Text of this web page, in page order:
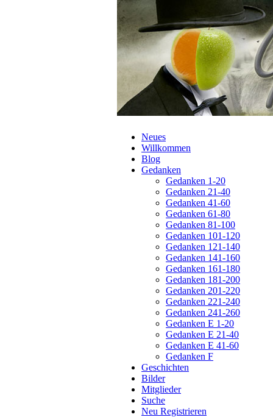
überspringen
Neues
Willkommen
Blog
Gedanken
Gedanken 1-20
Gedanken 21-40
Gedanken 41-60
Gedanken 61-80
Gedanken 81-100
Gedanken 101-120
Gedanken 121-140
Gedanken 141-160
Gedanken 161-180
Gedanken 181-200
Gedanken 201-220
Gedanken 221-240
Gedanken 241-260
Gedanken E 1-20
Gedanken E 21-40
Gedanken E 41-60
Gedanken F
Geschichten
Bilder
Mitglieder
Suche
Neu Registrieren